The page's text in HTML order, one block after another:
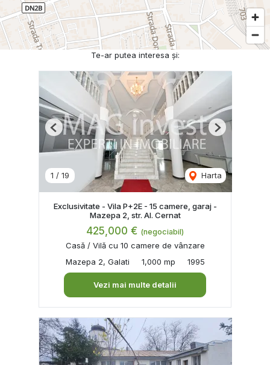
Te-ar putea interesa și:
1 / 19 Harta
Previous Next
Exclusivitate - Vila P+2E - 15 camere, garaj -
Mazepa 2, str. Al. Cernat
425,000 € (negociabil)
Casă / Vilă cu 10 camere de vânzare
Mazepa 2, Galati
1,000 mp 1995
Vezi mai multe detalii